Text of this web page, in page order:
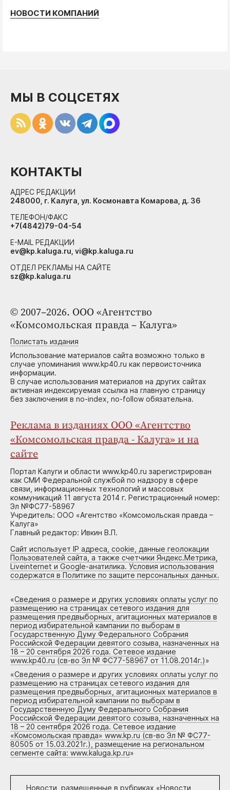
НОВОСТИ КОМПАНИЙ
© 2007–2026. ООО «Агентство
«Комсомольская правда – Калуга»
Полистать издания
Использование материалов сайта возможно только в
случае упоминания www.kp40.ru как первоисточника
информации.
В случае использования материалов на других сайтах
активная индексируемая ссылка на главную страницу
без заключения в no-index, no-follow обязательна.
Реклама в изданиях ООО «Агентство
«Комсомольская правда - Калуга» и на
сайте
Портал Калуги и области www.kp40.ru зарегистрирован
как СМИ Федеральной службой по надзору в сфере
связи, информационных технологий и массовых
коммуникаций 11 августа 2014 г. Регистрационный номер:
Эл №ФС77-58967
Учредитель: ООО «Агентство «Комсомольская правда –
Калуга»
Главный редактор: Ивкин В.П.
Сайт использует IP адреса, cookie, данные геолокации
Пользователей сайта, а также счетчики Яндекс.Метрика,
Liveinternet и Google-анатилика. Условия использования
содержатся в Политике по защите персональных данных.
«Сведения о размере и других условиях оплаты услуг по
размещению на страницах сетевого издания для
размещения предвыборных, агитационных материалов в
период избирательной кампании по выборам в
Государственную Думу Федерального Собрания
Российской Федерации девятого созыва, назначенных на
18 – 20 сентября 2026 года. Сетевое издание
www.kp40.ru (св-во Эл № ФС77-58967 от 11.08.2014г.)»
«Сведения о размере и других условиях оплаты услуг по
размещению на страницах сетевого издания для
размещения предвыборных, агитационных материалов в
период избирательной кампании по выборам в
Государственную Думу Федерального Собрания
Российской Федерации девятого созыва, назначенных на
18 – 20 сентября 2026 года. Сетевое издание
«Комсомольская правда» www.kp.ru (св-во Эл № ФС77-
80505 от 15.03.2021г.), размещение на региональном
сегменте сайта: www.kaluga.kp.ru»
Новости, размещенные в рубриках «Новости
МЫ В СОЦСЕТЯХ
КОНТАКТЫ
АДРЕС РЕДАКЦИИ
248000, г. Калуга, ул. Космонавта Комарова, д. 36
ТЕЛЕФОН/ФАКС
+7(4842)79-04-54
E-MAIL РЕДАКЦИИ
ev@kp.kaluga.ru, vi@kp.kaluga.ru
ОТДЕЛ РЕКЛАМЫ НА САЙТЕ
sz@kp.kaluga.ru